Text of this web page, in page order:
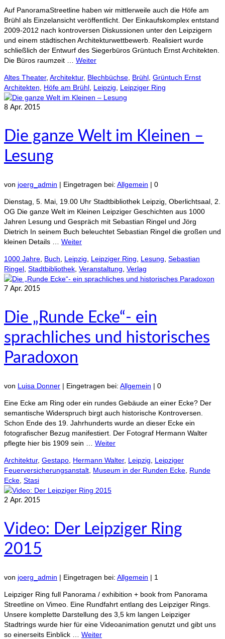
Auf PanoramaStreetline haben wir mittlerweile auch die Höfe am
Brühl als Einzelansicht veröffentlicht. Der Einkaufskomplex entstand
2009-2012 nach kontroversen Diskussionen unter den Leipzigern
und einem städtischen Architekturwettbewerb. Realisiert wurde
schließlich der Entwurf des Siegerbüros Grüntuch Ernst Architekten.
Die Büros raumzeit … Weiter
Altes Theater, Architektur, Blechbüchse Brühl Grüntuch Ernst
Architekten
Höfe am Brühl Leipzig Leipziger Ring
8 Apr. 2015
Die ganze Welt im Kleinen –
Lesung
von joerg_admin | Eingetragen bei: Allgemein | 0
Dienstag, 5. Mai, 19.00 Uhr Stadtbibliothek Leipzig, Oberlichtsaal, 2.
OG Die ganze Welt im Kleinen Leipziger Geschichten aus 1000
Jahren Lesung und Gespräch mit Sebastian Ringel und Jörg
Dietrich In seinem Buch beleuchtet Sebastian Ringel die großen und
kleinen Details … Weiter
1000 Jahre, Buch, Leipzig, Leipziger Ring, Lesung, Sebastian
Ringel, Stadtbibliothek, Veranstaltung, Verlag
7 Apr. 2015
Die „Runde Ecke“- ein
sprachliches und historisches
Paradoxon
von Luisa Donner | Eingetragen bei: Allgemein | 0
Eine Ecke am Ring oder ein rundes Gebäude an einer Ecke? Der
semantische Widerspruch birgt auch historische Kontroversen.
Schon Ende des 19. Jahrhunderts wurde an dieser Ecke ein
fotografischer Bezug manifestiert. Der Fotograf Hermann Walter
pflegte hier bis 1909 sein … Weiter
Architektur, Gestapo, Hermann Walter, Leipzig, Leipziger
Feuerversicherungsanstalt, Museum in der Runden Ecke, Runde
Ecke, Stasi
2 Apr. 2015
Video: Der Leipziger Ring
2015
von joerg_admin | Eingetragen bei: Allgemein | 1
Leipziger Ring full Panorama / exhibition + book from Panorama
Streetline on Vimeo. Eine Rundfahrt entlang des Leipziger Rings.
Unsere komplette Darstellung des 3,5 km langen Leipziger
Stadtrings wurde hier für eine Videoanimation genutzt und gibt uns
so einerseits Einblick … Weiter